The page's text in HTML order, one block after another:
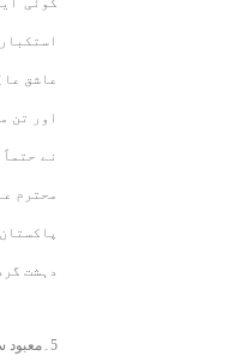
عاشق
اور تن
نے
محترم
دہشت
5۔معبود سے اُنس اور اُس کی عبادت